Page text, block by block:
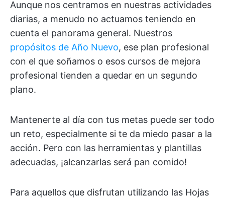
Aunque nos centramos en nuestras actividades
diarias, a menudo no actuamos teniendo en
cuenta el panorama general. Nuestros
propósitos de Año Nuevo, ese plan profesional
con el que soñamos o esos cursos de mejora
profesional tienden a quedar en un segundo
plano.
Mantenerte al día con tus metas puede ser todo
un reto, especialmente si te da miedo pasar a la
acción. Pero con las herramientas y plantillas
adecuadas, ¡alcanzarlas será pan comido!
Para aquellos que disfrutan utilizando las Hojas